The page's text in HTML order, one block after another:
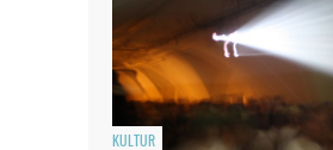
KULTUR